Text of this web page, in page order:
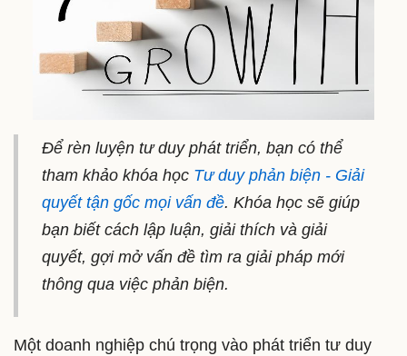
Để rèn luyện tư duy phát triển, bạn có thể
tham khảo khóa học Tư duy phản biện - Giải
quyết tận gốc mọi vấn đề. Khóa học sẽ giúp
bạn biết cách lập luận, giải thích và giải
quyết, gợi mở vấn đề tìm ra giải pháp mới
thông qua việc phản biện.
Một doanh nghiệp chú trọng vào phát triển tư duy